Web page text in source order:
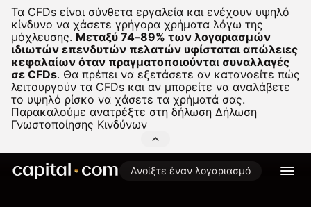
Τα CFDs είναι σύνθετα εργαλεία και ενέχουν υψηλό
κίνδυνο να χάσετε γρήγορα χρήματα λόγω της
μόχλευσης. Μεταξύ 74–89% των λογαριασμών
ιδιωτών επενδυτών πελατών υφίσταται απώλειες
κεφαλαίων όταν πραγματοποιούνται συναλλαγές
σε CFDs. Θα πρέπει να εξετάσετε αν κατανοείτε πώς
λειτουργούν τα CFDs και αν μπορείτε να αναλάβετε
το υψηλό ρίσκο να χάσετε τα χρήματά σας.
Παρακαλούμε ανατρέξτε στη δήλωση Δήλωση
Γνωστοποίησης Κινδύνων
Ανοίξτε έναν λογαριασμό